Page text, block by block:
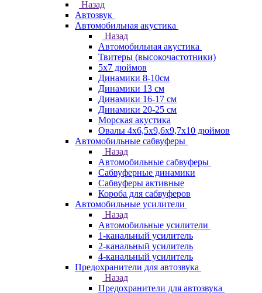
Назад
Автозвук
Автомобильная акустика
Назад
Автомобильная акустика
Твитеры (высокочастотники)
5x7 дюймов
Динамики 8-10см
Динамики 13 см
Динамики 16-17 см
Динамики 20-25 см
Морская акустика
Овалы 4х6,5х9,6x9,7х10 дюймов
Автомобильные сабвуферы
Назад
Автомобильные сабвуферы
Сабвуферные динамики
Сабвуферы активные
Короба для сабвуферов
Автомобильные усилители
Назад
Автомобильные усилители
1-канальный усилитель
2-канальный усилитель
4-канальный усилитель
Предохранители для автозвука
Назад
Предохранители для автозвука